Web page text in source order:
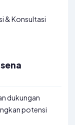
& Konsultasi
dukungan
potensi